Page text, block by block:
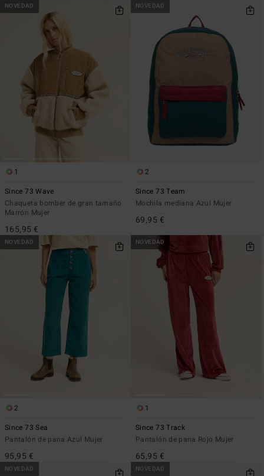
NOVEDAD
1
Since 73 Wave
Chaqueta bomber de gran tamaño
Marrón Mujer
165,95 €
NOVEDAD
2
Since 73 Team
Mochila mediana Azul Mujer
69,95 €
NOVEDAD
2
Since 73 Sea
Pantalón de pana Azul Mujer
95,95 €
NOVEDAD
1
Since 73 Track
Pantalón de pana Rojo Mujer
65,95 €
NOVEDAD NOVEDAD